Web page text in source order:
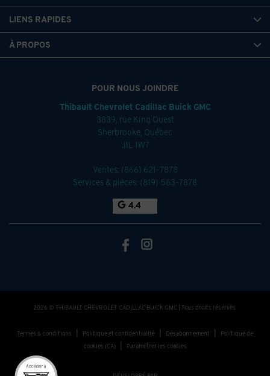
POUR NOUS JOINDRE
Thibault Chevrolet Cadillac Buick GMC
3839, rue King Ouest
Sherbrooke Québec
J1L 1W7
Ventes: (866) 621-7878
Services & pièces: (819) 563-7878
4.4
LIENS RAPIDES
À PROPOS
2026 © THIBAULT CHEVROLET CADILLAC BUICK GMC | Tous droits réservés.
Termes & conditions | Politique et confidentialité | Désabonnement |
Politique de
cookies (CA)| Paramétrer les cookies